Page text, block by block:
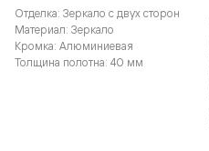
Отделка: Зеркало с двух сторон
Материал: Зеркало
Кромка: Алюминиевая
Толщина полотна: 40 мм